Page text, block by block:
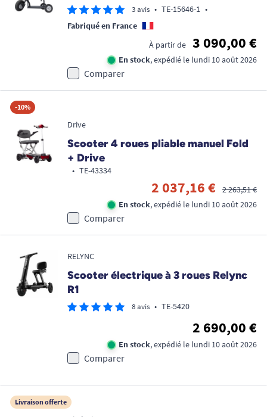
3 avis • TE-15646-1 •
Fabriqué en France
À partir de
3 090,00 €
En stock, expédié le lundi 10 août 2026
Comparer
-10%
Drive
Scooter 4 roues pliable manuel Fold
+ Drive
• TE-43334
2 037,16 €
2 263,51 €
En stock, expédié le lundi 10 août 2026
Comparer
RELYNC
Scooter électrique à 3 roues Relync
R1
8 avis • TE-5420
2 690,00 €
En stock, expédié le lundi 10 août 2026
Comparer
Livraison offerte